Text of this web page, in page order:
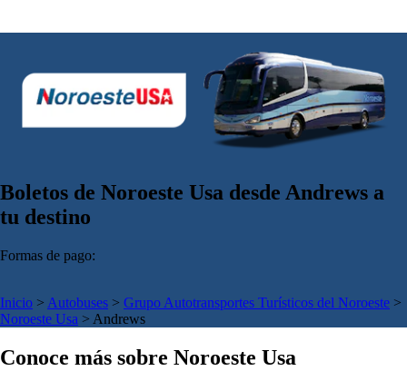
Boletos de Noroeste Usa desde Andrews a
tu destino
Formas de pago:
Inicio > Autobuses > Grupo Autotransportes Turísticos del Noroeste >
Noroeste Usa > Andrews
Conoce más sobre Noroeste Usa